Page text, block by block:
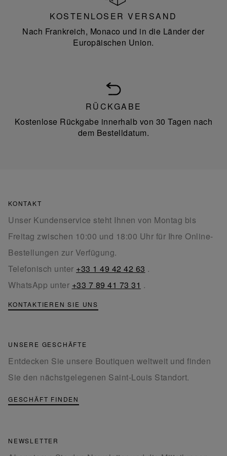
KOSTENLOSER VERSAND
Nach Frankreich, Monaco und in die Länder der
Europäischen Union.
RÜCKGABE
Kostenlose Rückgabe innerhalb von 30 Tagen nach
dem Bestelldatum.
KONTAKT
Unser Kundenservice steht Ihnen von Montag bis
Freitag zwischen 10:00 und 18:00 Uhr für Ihre Online-
Bestellungen zur Verfügung.
Telefonisch unter +33 1 49 42 42 63 .
WhatsApp unter +33 7 89 41 73 31 .
KONTAKTIEREN SIE UNS
UNSERE GESCHÄFTE
Entdecken Sie unsere Boutiquen weltweit und finden
Sie den nächstgelegenen Saint-Louis Standort.
GESCHÄFT FINDEN
NEWSLETTER